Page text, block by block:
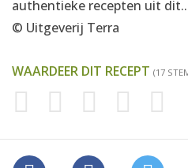
authentieke recepten uit
© Uitgeverij Terra
WAARDEER DIT RECEPT (17